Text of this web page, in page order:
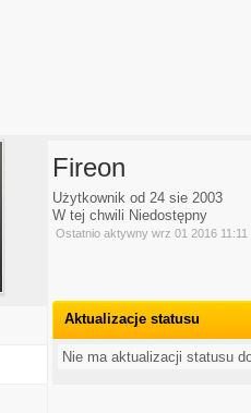
Fireon
Użytkownik od 24 sie 2003
W tej chwili Niedostępny
Ostatnio aktywny wrz 01 2016 11:11
Aktualizacje statusu
Nie ma aktualizacji statusu